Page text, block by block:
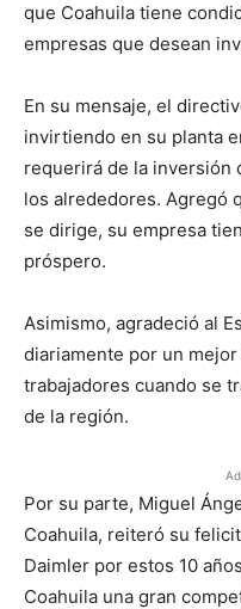
que Coahuila tiene
empresas que desean
En su mensaje, el
invirtiendo en su planta
requerirá de la inversión
los alrededores. Agregó
se dirige, su empresa
próspero.
Asimismo, agradeció al
diariamente por un
trabajadores cuando se
de la región.
Por su parte, Miguel
Coahuila, reiteró su
Daimler por estos 10
Coahuila una gran